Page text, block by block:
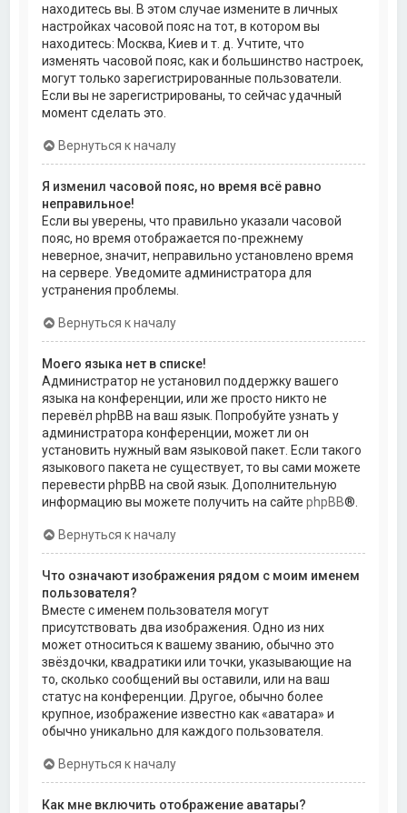
находитесь вы. В этом случае измените в личных
настройках часовой пояс на тот, в котором вы
находитесь: Москва, Киев и т. д. Учтите, что
изменять часовой пояс, как и большинство настроек,
могут только зарегистрированные пользователи.
Если вы не зарегистрированы, то сейчас удачный
момент сделать это.
Вернуться к началу
Я изменил часовой пояс, но время всё равно
неправильное!
Если вы уверены, что правильно указали часовой
пояс, но время отображается по-прежнему
неверное, значит, неправильно установлено время
на сервере. Уведомите администратора для
устранения проблемы.
Вернуться к началу
Моего языка нет в списке!
Администратор не установил поддержку вашего
языка на конференции, или же просто никто не
перевёл phpBB на ваш язык. Попробуйте узнать у
администратора конференции, может ли он
установить нужный вам языковой пакет. Если такого
языкового пакета не существует, то вы сами можете
перевести phpBB на свой язык. Дополнительную
информацию вы можете получить на сайтеphpBB®.
Вернуться к началу
Что означают изображения рядом с моим именем
пользователя?
Вместе с именем пользователя могут
присутствовать два изображения. Одно из них
может относиться к вашему званию, обычно это
звёздочки, квадратики или точки, указывающие на
то, сколько сообщений вы оставили, или на ваш
статус на конференции. Другое, обычно более
крупное, изображение известно как «аватара» и
обычно уникально для каждого пользователя.
Вернуться к началу
Как мне включить отображение аватары?